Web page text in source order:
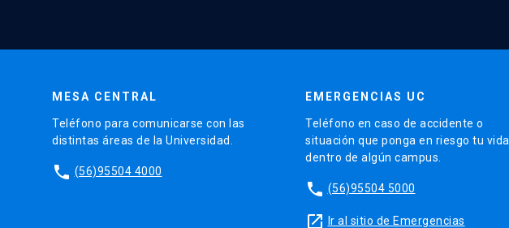
MESA CENTRAL
Teléfono para comunicarse con las
distintas áreas de la Universidad.
phone (56)95504 4000
EMERGENCIAS UC
Teléfono en caso de accidente o
situación que ponga en riesgo tu vida
dentro de algún campus.
phone (56)95504 5000
launch Ir al sitio de Emergencias